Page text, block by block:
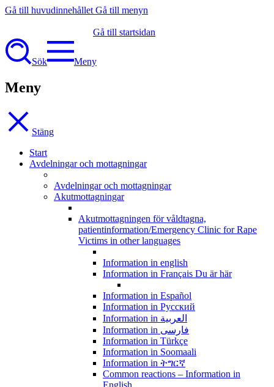
Gå till huvudinnehållet Gå till menyn
Gå till startsidan
Sök Meny
Meny
Stäng
Start
Avdelningar och mottagningar
Avdelningar och mottagningar
Akutmottagningar
Akutmottagningen för våldtagna,
patientinformation/Emergency Clinic for Rape
Victims in other languages
Information in english
Information in Français Du är här
Information in Español
Information in Pусский
Information in العربية
Information in فارسی
Information in Türkçe
Information in Soomaali
Information in ትግርኛ
Common reactions – Information in
English